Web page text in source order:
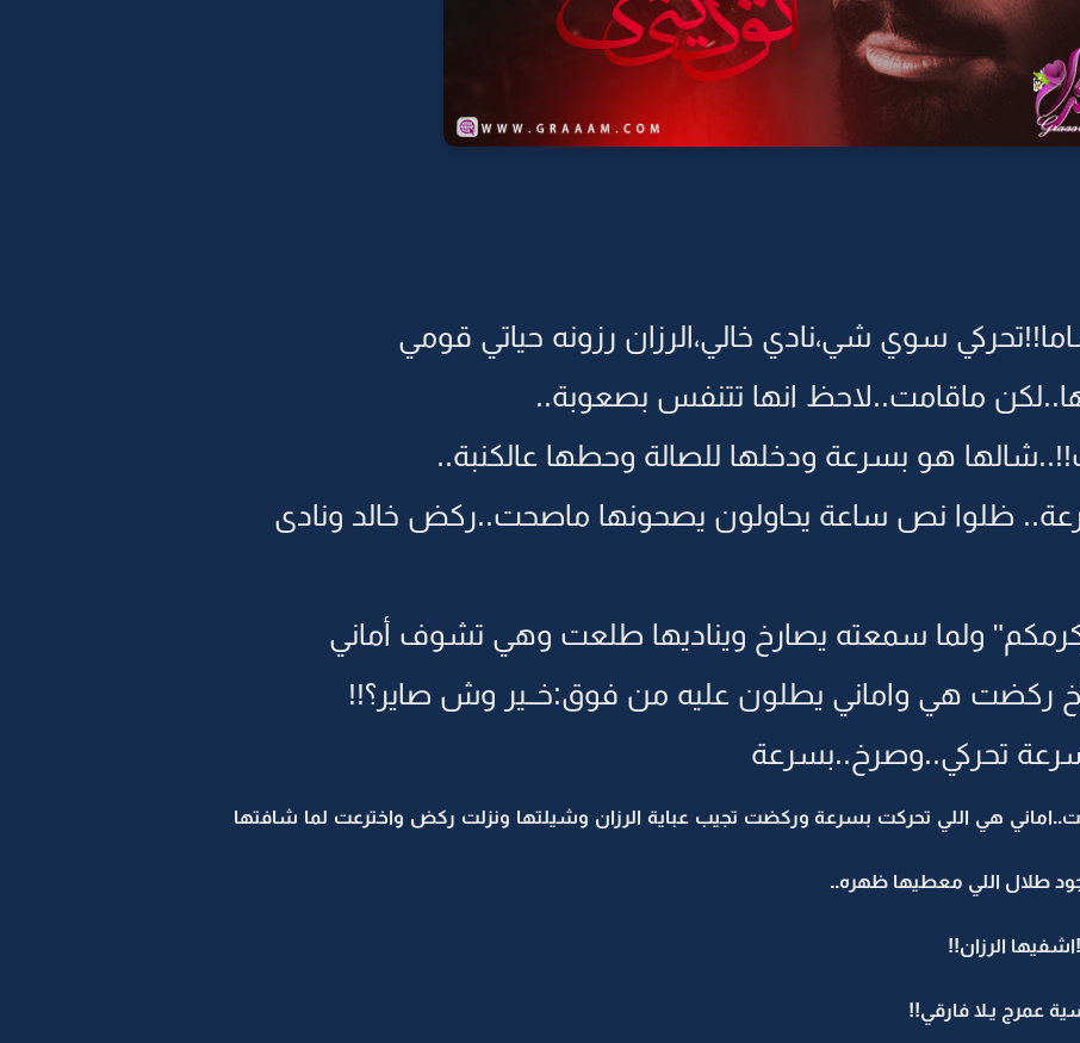
سوي شي،نادي خالي،الرزان رزونه حياتي قومي
ماقامت..لاحظ انها تتنفس بصعوبة..
هو بسرعة ودخلها للصالة وحطها عالكنبة..
ظلوا نص ساعة يحاولون يصحونها ماصحت..ركض خالد ونادى
يكرمكم" ولما سمعته يصارخ ويناديها طلعت وهي تشوف أماني
ركضت هي واماني يطلون عليه من فوق:خــير وش صاير؟!!
بسرعة تحركي..وصرخ..بسرعة
هي اللي تحركت بسرعة وركضت تجيب عباية الرزان وشيلتها ونزلت ركض واخترعت لما شافتها
طلال اللي معطيها ظهره..
الرزان!!
عمرج يـلا فارقي!!